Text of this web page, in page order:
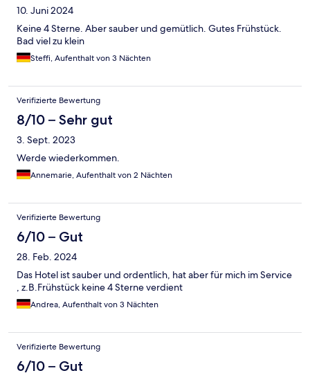
10. Juni 2024
Keine 4 Sterne. Aber sauber und gemütlich. Gutes Frühstück.
Bad viel zu klein
Steffi, Aufenthalt von 3 Nächten
Verifizierte Bewertung
8/10 – Sehr gut
3. Sept. 2023
Werde wiederkommen.
Annemarie, Aufenthalt von 2 Nächten
Verifizierte Bewertung
6/10 – Gut
28. Feb. 2024
Das Hotel ist sauber und ordentlich, hat aber für mich im Service
, z.B.Frühstück keine 4 Sterne verdient
Andrea, Aufenthalt von 3 Nächten
Verifizierte Bewertung
6/10 – Gut